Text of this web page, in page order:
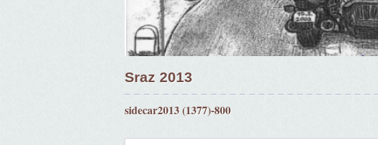
Sraz 2013
sidecar2013 (1377)-800